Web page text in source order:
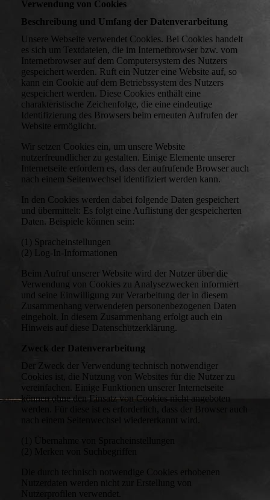
Verwendung von Cookies
Beschreibung und Umfang der Datenverarbeitung
Unsere Webseite verwendet Cookies. Bei Cookies handelt
es sich um Textdateien, die im Internetbrowser bzw. vom
Internetbrowser auf dem Computersystem des Nutzers
gespeichert werden. Ruft ein Nutzer eine Website auf, so
kann ein Cookie auf dem Betriebssystem des Nutzers
gespeichert werden. Diese Cookies enthält eine
charakteristische Zeichenfolge, die eine eindeutige
Identifizierung des Browsers beim erneuten Aufrufen der
Website ermöglicht.
Wir setzen Cookies ein, um unsere Website
nutzerfreundlicher zu gestalten. Einige Elemente unserer
Internetseite erfordern es, dass der aufrufende Browser auch
nach einem Seitenwechsel identifiziert werden kann.
In den Cookies werden dabei folgende Daten gespeichert
und übermittelt: Es folgt eine Auflistung der gespeicherten
Daten. Beispiele können sein:
(1) Spracheinstellungen
(2) Log-In-Informationen
Beim Aufruf unserer Website wird der Nutzer über die
Verwendung von Cookies zu Analysezwecken informiert
und seine Einwilligung zur Verarbeitung der in diesem
Zusammenhang verwendeten personenbezogenen Daten
eingeholt. In diesem Zusammenhang erfolgt auch ein
Hinweis auf diese Datenschutzerklärung.
Zweck der Datenverarbeitung
Der Zweck der Verwendung technisch notwendiger
Cookies ist, die Nutzung von Websites für die Nutzer zu
vereinfachen. Einige Funktionen unserer Internetseite
können ohne den Einsatz von Cookies nicht angeboten
werden. Für diese ist es erforderlich, dass der Browser auch
nach einem Seitenwechsel wiedererkannt wird.
Die durch technisch notwendige Cookies erhobenen
Nutzerdaten werden nicht zur Erstellung von
Nutzerprofilen verwendet.